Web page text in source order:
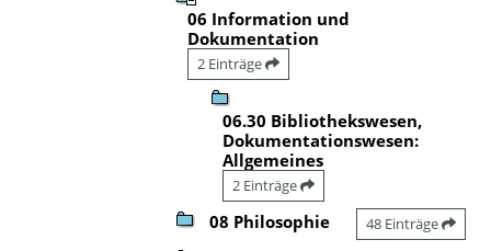
06 Information und
Dokumentation
2 Einträge
06.30 Bibliothekswesen,
Dokumentationswesen:
Allgemeines
2 Einträge
08 Philosophie 48 Einträge